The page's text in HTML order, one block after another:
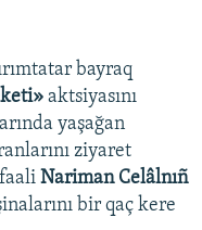
bayraq
aktsiyasını
yaşağan
ziyaret
Nariman Celâlnıñ
bir qaç kere